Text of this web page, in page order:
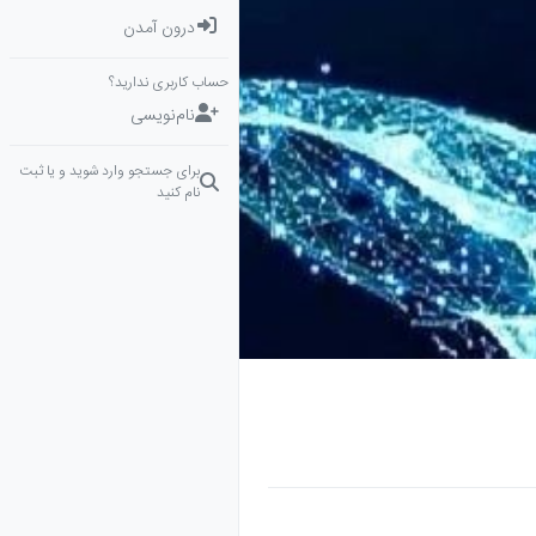
درون آمدن
حساب کاربری ندارید؟
نام‌نویسی
برای جستجو وارد شوید و یا ثبت
نام کنید